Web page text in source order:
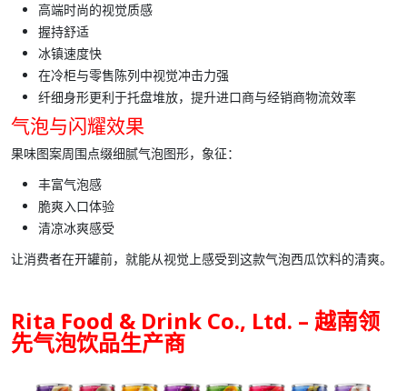
高端时尚的视觉质感
握持舒适
冰镇速度快
在冷柜与零售陈列中视觉冲击力强
纤细身形更利于托盘堆放，提升进口商与经销商物流效率
气泡与闪耀效果
果味图案周围点缀细腻气泡图形，象征：
丰富气泡感
脆爽入口体验
清凉冰爽感受
让消费者在开罐前，就能从视觉上感受到这款气泡西瓜饮料的清爽。
Rita Food & Drink Co., Ltd. – 越南领
先气泡饮品生产商